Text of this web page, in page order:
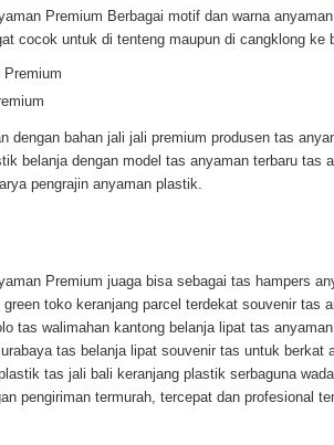
Premium Berbagai motif dan warna
cocok untuk di tenteng maupun di cangklong ke
dengan bahan jali jali premium produsen tas
belanja dengan model tas anyaman terbaru tas
pengrajin anyaman plastik.
Premium juaga bisa sebagai tas hampers
toko keranjang parcel terdekat souvenir tas
tas walimahan kantong belanja lipat tas
tas belanja lipat souvenir tas untuk berkat
tas jali bali keranjang plastik serbaguna
pengiriman termurah, tercepat dan profesional